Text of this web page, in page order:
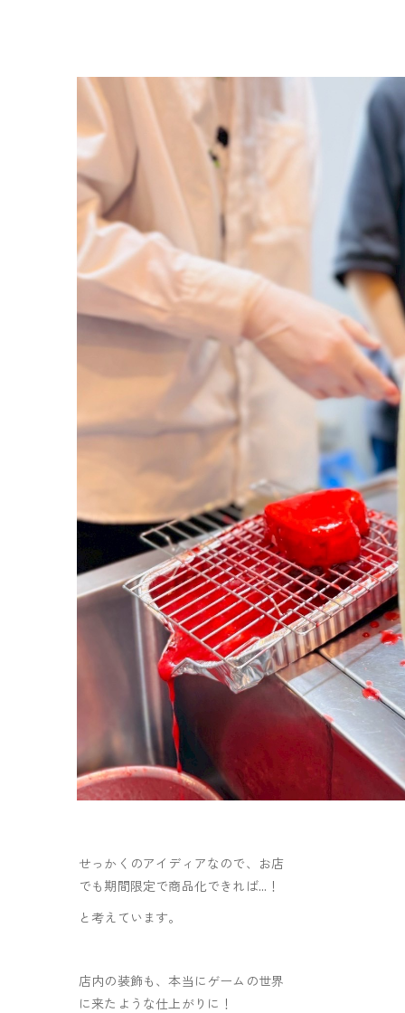
せっかくのアイディアなので、お店
でも期間限定で商品化できれば…！
と考えています。
店内の装飾も、本当にゲームの世界
に来たような仕上がりに！